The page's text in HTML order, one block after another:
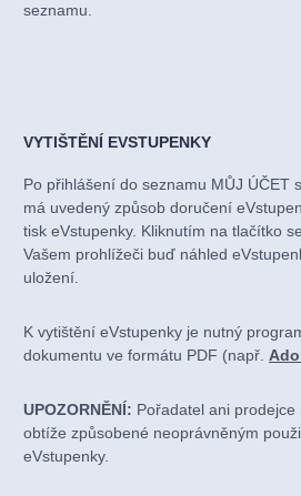
seznamu.
VYTIŠTĚNÍ EVSTUPENKY
Po přihlášení do seznamu MŮJ ÚČET
má uvedený způsob doručení
tisk eVstupenky. Kliknutím na tlačítko
Vašem prohlížeči buď náhled
uložení.
K vytištění eVstupenky je nutný
dokumentu ve formátu PDF (např.
UPOZORNĚNÍ: Pořadatel ani
obtíže způsobené neoprávněným
eVstupenky.